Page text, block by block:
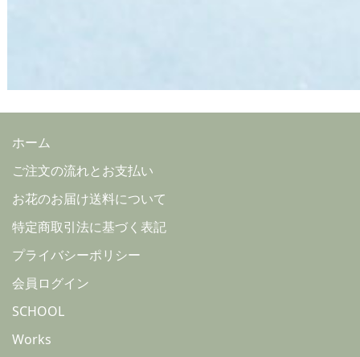
ホーム
ご注文の流れとお支払い
お花のお届け送料について
特定商取引法に基づく表記
プライバシーポリシー
会員ログイン
SCHOOL
Works